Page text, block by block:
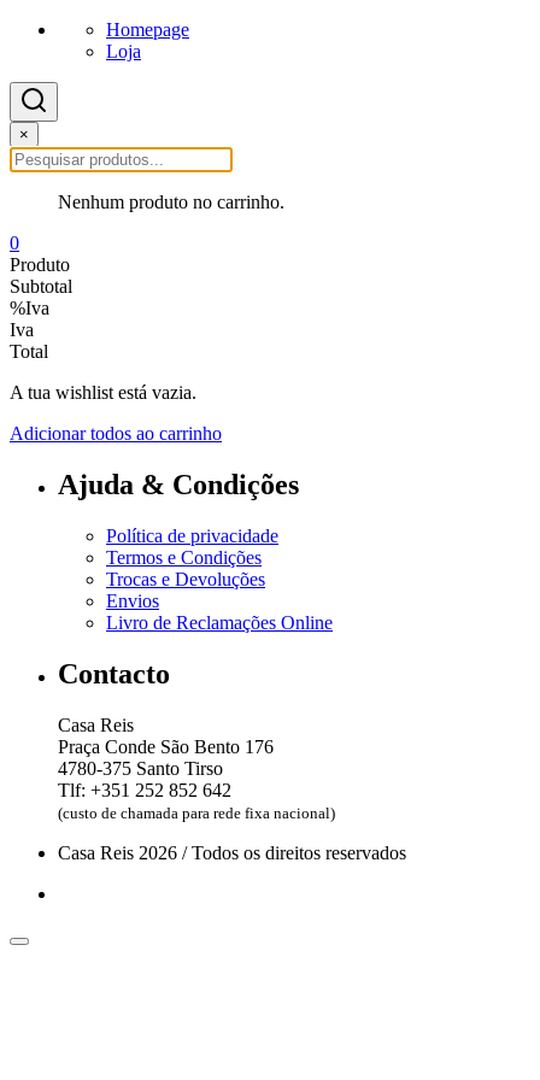
Homepage
Loja
×
Nenhum produto no carrinho.
0
Produto
Subtotal
%Iva
Iva
Total
A tua wishlist está vazia.
Adicionar todos ao carrinho
Ajuda & Condições
Política de privacidade
Termos e Condições
Trocas e Devoluções
Envios
Livro de Reclamações Online
Contacto
Casa Reis
Praça Conde São Bento 176
4780-375 Santo Tirso
Tlf: +351 252 852 642
(custo de chamada para rede fixa nacional)
Casa Reis 2026 / Todos os direitos reservados